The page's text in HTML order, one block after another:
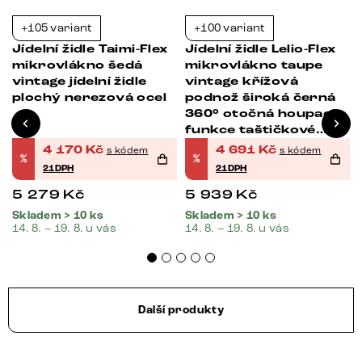
+105 variant
Jídelní židle Taimi-Flex
mikrovlákno šedá
vintage jídelní židle
plochý nerezová ocel
%
4 170 Kč s kódem
21DPH
5 279 Kč
Skladem > 10 ks
14. 8. – 19. 8. u vás
+100 variant
Jídelní židle Lelio-Flex
mikrovlákno taupe
vintage křížová
podnož široká černá
360° otočná houpací
funkce taštičkové
pružiny
%
4 691 Kč s kódem
21DPH
5 939 Kč
Skladem > 10 ks
14. 8. – 19. 8. u vás
Další produkty